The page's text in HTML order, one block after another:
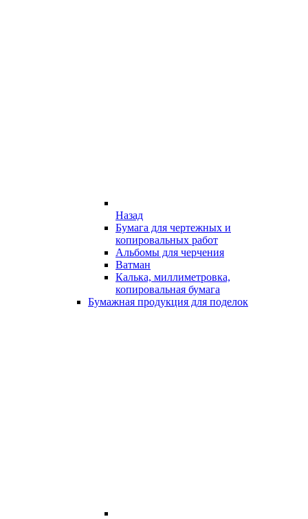
Назад
Бумага для чертежных и
копировальных работ
Альбомы для черчения
Ватман
Калька, миллиметровка,
копировальная бумага
Бумажная продукция для поделок